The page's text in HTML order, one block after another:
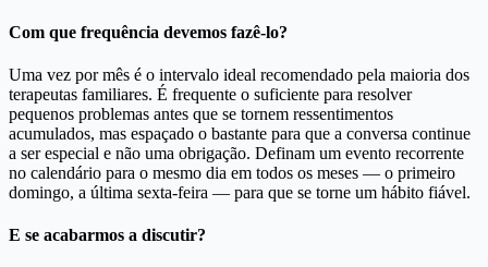
Com que frequência devemos fazê-lo?
Uma vez por mês é o intervalo ideal recomendado pela maioria dos
terapeutas familiares. É frequente o suficiente para resolver
pequenos problemas antes que se tornem ressentimentos
acumulados, mas espaçado o bastante para que a conversa continue
a ser especial e não uma obrigação. Definam um evento recorrente
no calendário para o mesmo dia em todos os meses — o primeiro
domingo, a última sexta-feira — para que se torne um hábito fiável.
E se acabarmos a discutir?